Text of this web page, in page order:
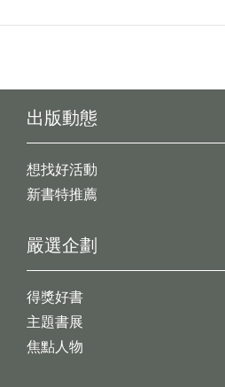
出版動態
想找好活動
新書特推薦
嚴選企劃
得獎好書
主題書展
焦點人物